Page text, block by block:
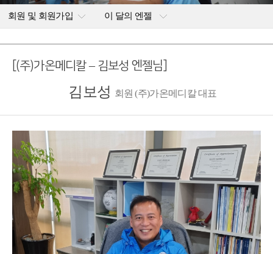
회원 및 회원가입 이 달의 엔젤
[(주)가온메디칼 – 김보성 엔젤님]
김보성 회원 (주)가온메디칼 대표